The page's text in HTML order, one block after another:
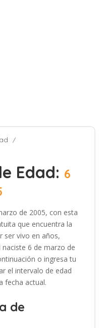
Edad: 6
de 2005, con esta
que encuentra la
ser vivo en años,
6 de marzo de
o ingresa tu
el intervalo de edad
fecha actual.
de